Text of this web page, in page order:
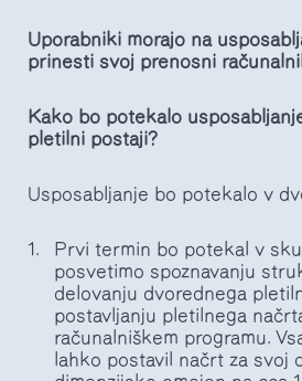
Uporabniki morajo na
prinesti svoj prenosni
Kako bo potekalo
pletilni postaji?
Usposabljanje bo potekalo v
Prvi termin bo potekal v
posvetimo spoznavanju
delovanju dvorednega
postavljanju pletilnega
računalniškem programu.
lahko postavil načrt za svoj